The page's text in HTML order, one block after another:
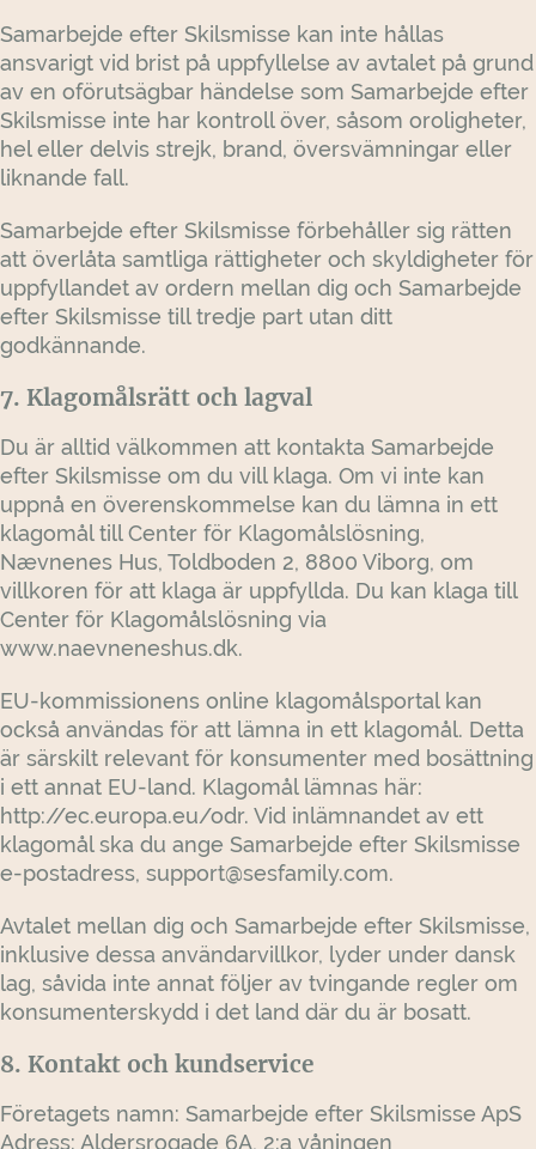
Samarbejde efter Skilsmisse kan inte hållas
ansvarigt vid brist på uppfyllelse av avtalet på grund
av en oförutsägbar händelse som Samarbejde efter
Skilsmisse inte har kontroll över, såsom oroligheter,
hel eller delvis strejk, brand, översvämningar eller
liknande fall.
Samarbejde efter Skilsmisse förbehåller sig rätten
att överlåta samtliga rättigheter och skyldigheter för
uppfyllandet av ordern mellan dig och Samarbejde
efter Skilsmisse till tredje part utan ditt
godkännande.
7. Klagomålsrätt och lagval
Du är alltid välkommen att kontakta Samarbejde
efter Skilsmisse om du vill klaga. Om vi inte kan
uppnå en överenskommelse kan du lämna in ett
klagomål till Center för Klagomålslösning,
Nævnenes Hus, Toldboden 2, 8800 Viborg, om
villkoren för att klaga är uppfyllda. Du kan klaga till
Center för Klagomålslösning via
www.naevneneshus.dk.
EU-kommissionens online klagomålsportal kan
också användas för att lämna in ett klagomål. Detta
är särskilt relevant för konsumenter med bosättning
i ett annat EU-land. Klagomål lämnas här:
http://ec.europa.eu/odr. Vid inlämnandet av ett
klagomål ska du ange Samarbejde efter Skilsmisse
e-postadress, support@sesfamily.com.
Avtalet mellan dig och Samarbejde efter Skilsmisse,
inklusive dessa användarvillkor, lyder under dansk
lag, såvida inte annat följer av tvingande regler om
konsumenterskydd i det land där du är bosatt.
8. Kontakt och kundservice
Företagets namn: Samarbejde efter Skilsmisse ApS
Adress: Aldersrogade 6A, 2:a våningen